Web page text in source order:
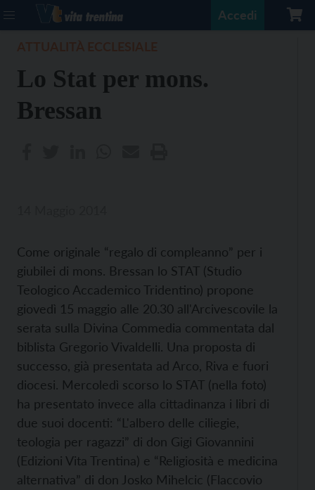
Accedi
Lo Stat per mons.
Bressan
Come originale “regalo di compleanno” per i
giubilei di mons. Bressan lo STAT (Studio
Teologico Accademico Tridentino) propone
giovedì 15 maggio alle 20.30 all'Arcivescovile la
serata sulla Divina Commedia commentata dal
biblista Gregorio Vivaldelli. Una proposta di
successo, già presentata ad Arco, Riva e fuori
diocesi. Mercoledì scorso lo STAT (nella foto)
ha presentato invece alla cittadinanza i libri di
due suoi docenti: “L'albero delle ciliegie,
teologia per ragazzi” di don Gigi Giovannini
(Edizioni Vita Trentina) e “Religiosità e medicina
alternativa” di don Josko Mihelcic (Flaccovio